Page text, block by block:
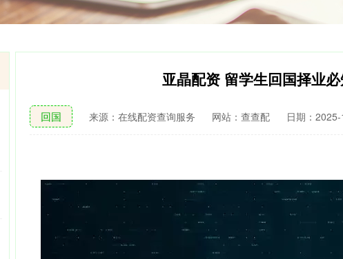
亚晶配资 留学生回国择业
回国 来源：在线配资查询服务 网站：查查配 日期：